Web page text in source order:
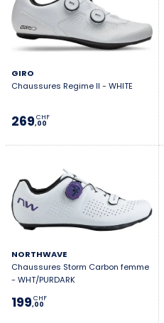
GIRO
Chaussures Regime II - WHITE
269,00
CHF
NORTHWAVE
Chaussures Storm Carbon femme
- WHT/PURDARK
199,00
CHF